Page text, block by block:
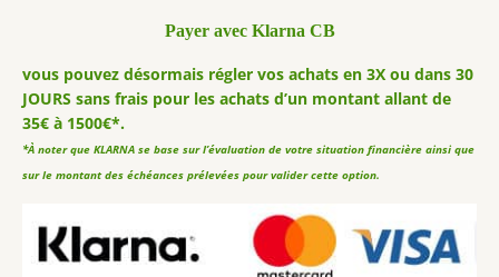
Payer avec Klarna CB
vous pouvez désormais régler vos achats en 3X ou dans 30
JOURS sans frais pour les achats d’un montant allant de
35€ à 1500€*.
*À noter que KLARNA se base sur l’évaluation de votre situation financière ainsi que
sur le montant des échéances prélevées pour valider cette option.